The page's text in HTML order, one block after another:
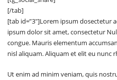
[/tab]
[tab id=”3″]Lorem ipsum dosectetur
ipsum dolor sit amet, consectetur
congue. Mauris elementum
nisl aliquam. Aliquam et elit eu nunc
Ut enim ad minim veniam, quis